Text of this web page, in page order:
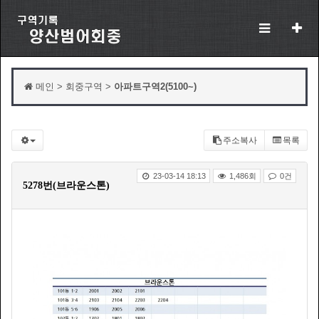
메인 > 회중구역 > 아파트구역2(5100~)
주소복사 목록
5278번(브라운스톤)
23-03-14 18:13 1,486회 0건